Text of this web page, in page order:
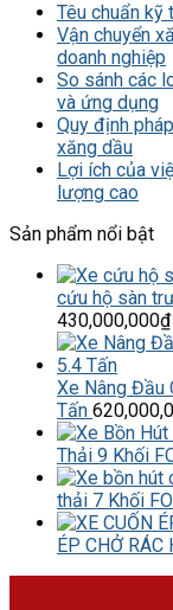
Têu chuẩn kỹ
Vận chuyển
doanh nghiệp
So sánh các
và ứng dụng
Quy định
xăng dầu
Lợi ích của
lượng cao
Sản phẩm nổi bật
cứu hộ sàn
430,000,000₫
Xe Nâng Đầu
Tấn
Thải 9 Khối
thải 7 Khối
ÉP CHỞ